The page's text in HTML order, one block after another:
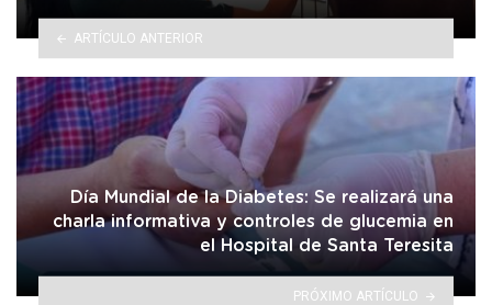
ARTÍCULO ANTERIOR
Día Mundial de la Diabetes: Se realizará una
charla informativa y controles de glucemia en
el Hospital de Santa Teresita
PRÓXIMO ARTÍCULO